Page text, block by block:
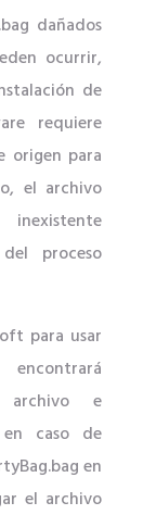
dañados
ocurrir,
de
requiere
origen para
el archivo
inexistente
proceso
para usar
archivo e
caso de
en
el archivo